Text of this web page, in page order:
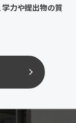
学力や提出物の質